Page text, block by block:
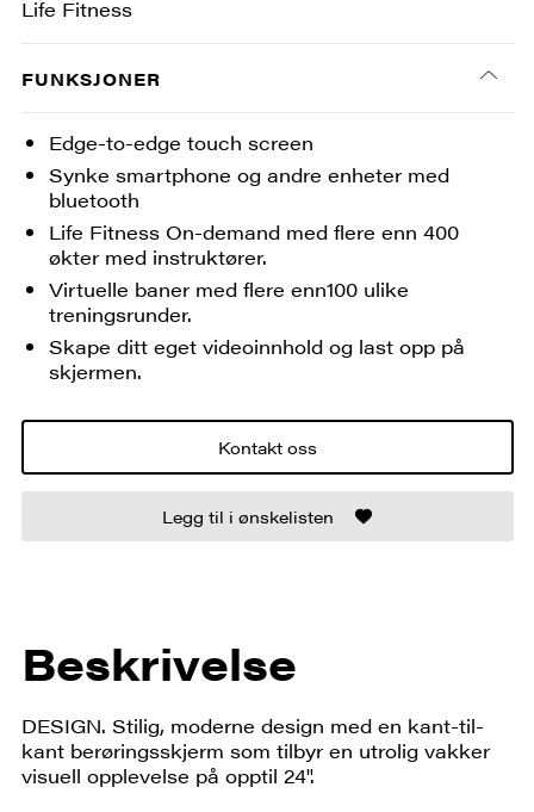
Life Fitness
FUNKSJONER
Edge-to-edge touch screen
Synke smartphone og andre enheter med
bluetooth
Life Fitness On-demand med flere enn 400
økter med instruktører.
Virtuelle baner med flere enn100 ulike
treningsrunder.
Skape ditt eget videoinnhold og last opp på
skjermen.
Kontakt oss
Legg til i ønskelisten
Beskrivelse
DESIGN. Stilig, moderne design med en kant-til-
kant berøringsskjerm som tilbyr en utrolig vakker
visuell opplevelse på opptil 24".